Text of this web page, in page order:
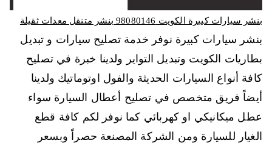
بنشر سيارات كبيرة الكويت 98080146‬ بنشر متنقل معدات ثقيلة
بنشر سيارات كبيرة نوفر خدمة تصليح سيارات و تبديل
بطاريات الكويت وتبديل التواير ولدينا خبرة في تصليح
كافة أنواع السيارات الحديثة والفول اوتوماتيك ولدينا
أيضاً فريق متخصص في تصليح أعطال السيارة سواء
عطل ميكانيكي او كهربائي كما نوفر لكم كافة قطع
الغيار للسيارة ومن الشركة المصنعة حصراً وبسعر